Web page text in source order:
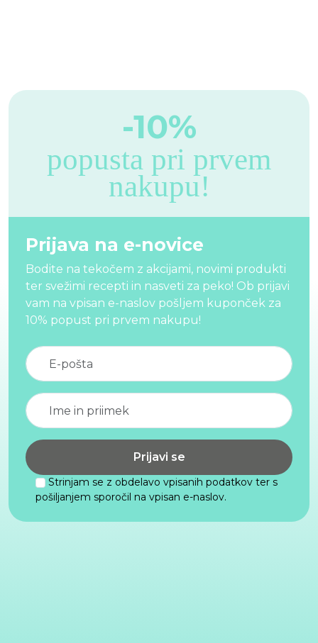
-10%
popusta pri prvem
nakupu!
Prijava na e-novice
Bodite na tekočem z akcijami, novimi produkti
ter svežimi recepti in nasveti za peko! Ob prijavi
vam na vpisan e-naslov pošljem kuponček za
10% popust pri prvem nakupu!
Strinjam se z obdelavo vpisanih podatkov ter s
pošiljanjem sporočil na vpisan e-naslov.